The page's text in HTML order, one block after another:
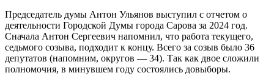
Председатель думы Антон Ульянов выступил с отчетом о
деятельности Городской Думы города Сарова за 2024 год.
Сначала Антон Сергеевич напомнил, что работа текущего,
седьмого созыва, подходит к концу. Всего за созыв было 36
депутатов (напомним, округов — 34). Так как двое сложили
полномочия, в минувшем году состоялись довыборы.